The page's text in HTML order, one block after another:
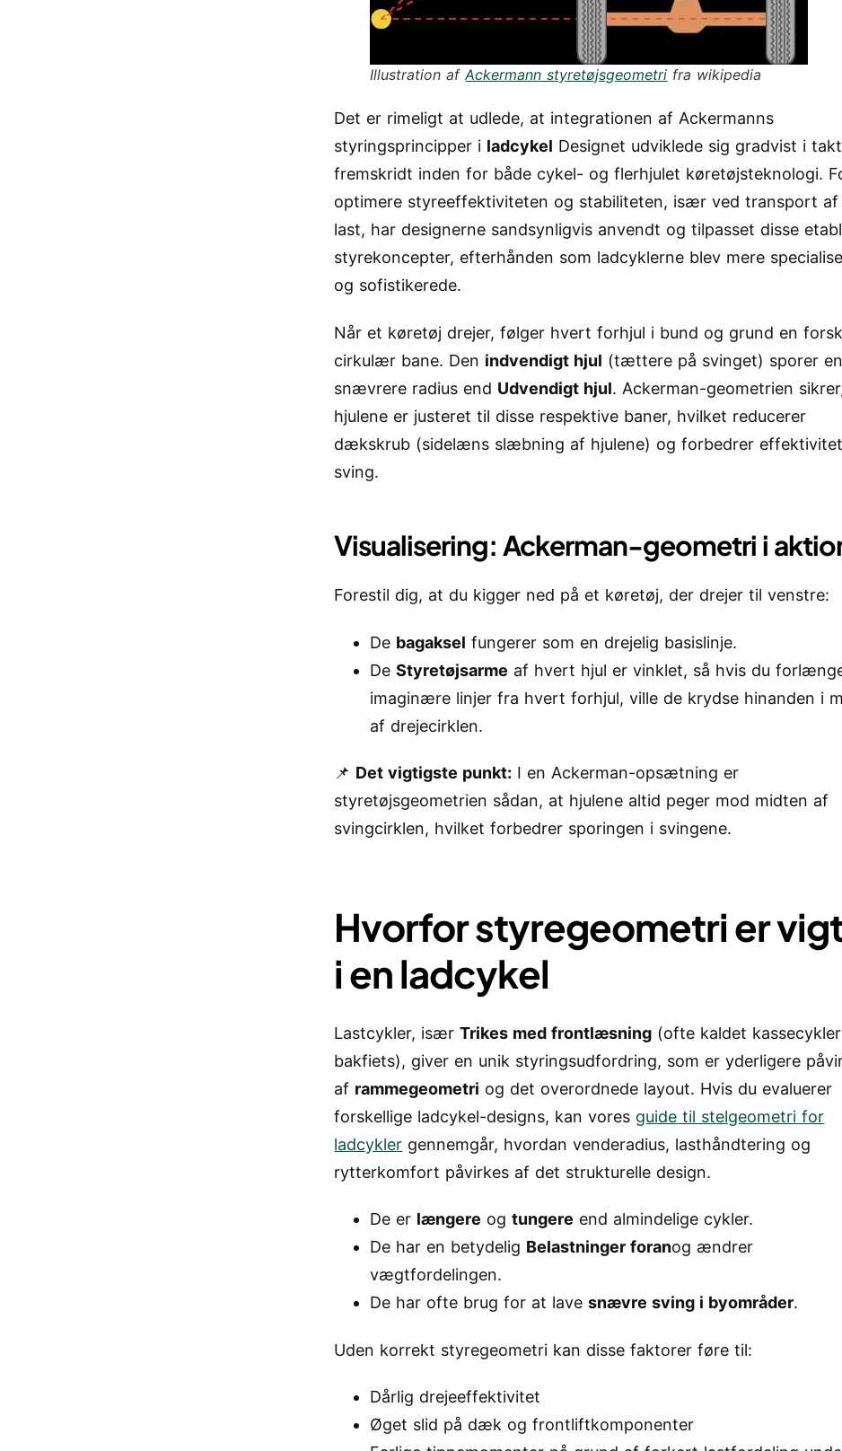
Illustration afAckermann styretøjsgeometri fra wikipedia
Det er rimeligt at udlede, at integrationen af Ackermanns
styringsprincipper i ladcykel Designet udviklede sig gradvist i
fremskridt inden for både cykel- og flerhjulet køretøjsteknologi.
optimere styreeffektiviteten og stabiliteten, især ved transport af
last, har designerne sandsynligvis anvendt og tilpasset disse
styrekoncepter, efterhånden som ladcyklerne blev mere
og sofistikerede.
Når et køretøj drejer, følger hvert forhjul i bund og grund en
cirkulær bane. Den indvendigt hjul (tættere på svinget) sporer en
snævrere radius end Udvendigt hjul. Ackerman-geometrien
hjulene er justeret til disse respektive baner, hvilket reducerer
dækskrub (sidelæns slæbning af hjulene) og forbedrer
sving.
Visualisering: Ackerman-geometri i
Forestil dig, at du kigger ned på et køretøj, der drejer til venstre:
De bagaksel fungerer som en drejelig basislinje.
DeStyretøjsarme af hvert hjul er vinklet, så hvis du
imaginære linjer fra hvert forhjul, ville de krydse hinanden i
af drejecirklen.
📌 Det vigtigste punkt: I en Ackerman-opsætning er
styretøjsgeometrien sådan, at hjulene altid peger mod midten af
svingcirklen, hvilket forbedrer sporingen i svingene.
Hvorfor styregeometri er
i en ladcykel
Lastcykler, isærTrikes med frontlæsning (ofte kaldet
bakfiets), giver en unik styringsudfordring, som er yderligere
af rammegeometri og det overordnede layout. Hvis du evaluerer
forskellige ladcykel-designs, kan vores guide til stelgeometri for
ladcykler gennemgår, hvordan venderadius, lasthåndtering og
rytterkomfort påvirkes af det strukturelle design.
De er længere ogtungere end almindelige cykler.
De har en betydelig Belastninger foranog ændrer
vægtfordelingen.
De har ofte brug for at lavesnævre sving i byområder.
Uden korrekt styregeometri kan disse faktorer føre til:
Dårlig drejeeffektivitet
Øget slid på dæk og frontliftkomponenter